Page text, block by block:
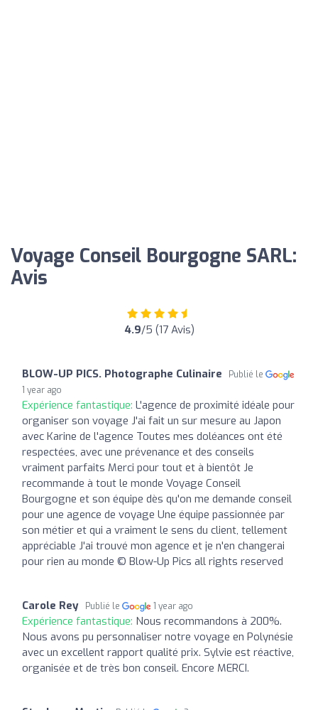
Voyage Conseil Bourgogne SARL:
Avis
4.9/5 (17 Avis)
BLOW-UP PICS. Photographe Culinaire
Publié le
1 year ago
Expérience fantastique: L'agence de proximité idéale pour
organiser son voyage J'ai fait un sur mesure au Japon
avec Karine de l'agence Toutes mes doléances ont été
respectées, avec une prévenance et des conseils
vraiment parfaits Merci pour tout et à bientôt Je
recommande à tout le monde Voyage Conseil
Bourgogne et son équipe dès qu'on me demande conseil
pour une agence de voyage Une équipe passionnée par
son métier et qui a vraiment le sens du client, tellement
appréciable J'ai trouvé mon agence et je n'en changerai
pour rien au monde © Blow-Up Pics all rights reserved
Carole Rey Publié le 1 year ago
Expérience fantastique: Nous recommandons à 200%.
Nous avons pu personnaliser notre voyage en Polynésie
avec un excellent rapport qualité prix. Sylvie est réactive,
organisée et de très bon conseil. Encore MERCI.